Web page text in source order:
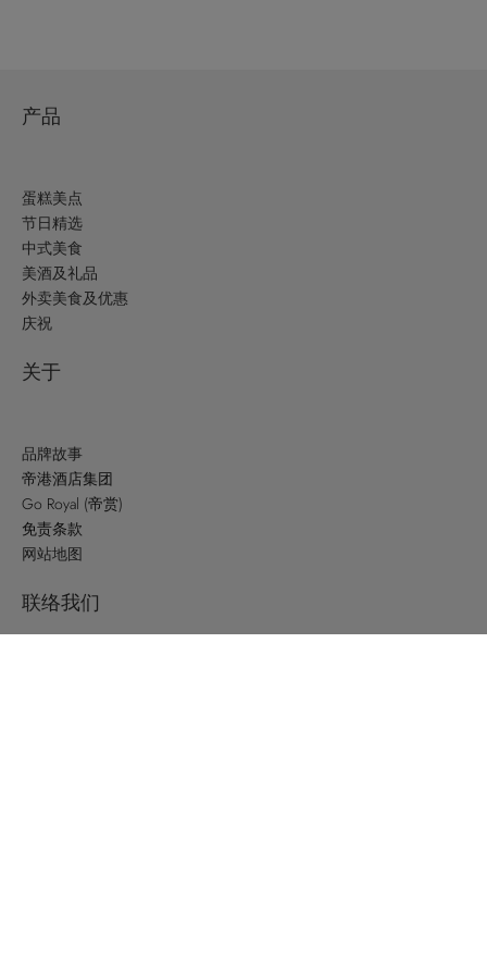
产品
蛋糕美点
节日精选
中式美食
美酒及礼品
外卖美食及优惠
庆祝
关于
品牌故事
帝港酒店集团
Go Royal (帝赏)
免责条款
网站地图
联络我们